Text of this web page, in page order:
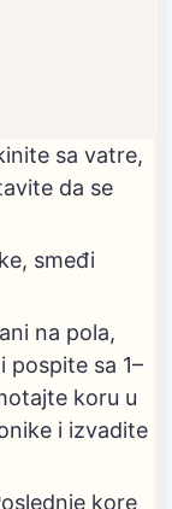
sa vatre,
da se
smeđi
na pola,
pospite sa 1–
koru u
i izvadite
kore